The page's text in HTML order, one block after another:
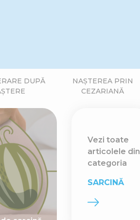
DUPĂ
NAȘTEREA PRIN
CEZARIANĂ
Vezi toate
articolele din
categoria
SARCINĂ